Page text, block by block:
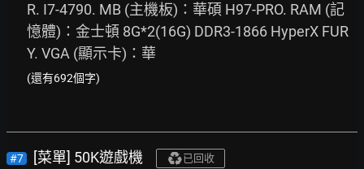
R. I7-4790. MB (主機板)：華碩 H97-PRO. RAM (記
憶體)：金士頓 8G*2(16G) DDR3-1866 HyperX FUR
Y. VGA (顯示卡)：華
(還有692個字)
#7 [菜單] 50K遊戲機 已回收